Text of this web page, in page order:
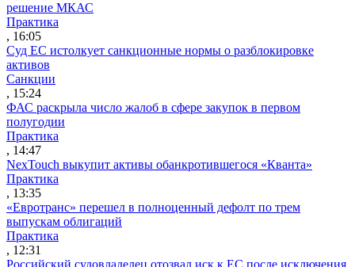
решение МКАС
Практика
, 16:05
Суд ЕС истолкует санкционные нормы о разблокировке
активов
Санкции
, 15:24
ФАС раскрыла число жалоб в сфере закупок в первом
полугодии
Практика
, 14:47
NexTouch выкупит активы обанкротившегося «Кванта»
Практика
, 13:35
«Евротранс» перешел в полноценный дефолт по трем
выпускам облигаций
Практика
, 12:31
Российский судовладелец отозвал иск к ЕС после исключения